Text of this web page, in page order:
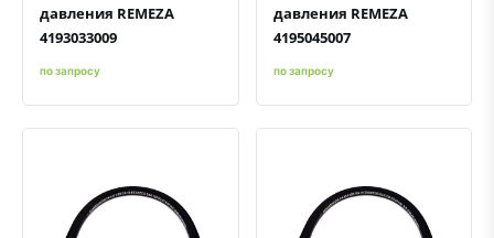
давления REMEZA
4193033009
по запросу
давления REMEZA
4195045007
по запросу